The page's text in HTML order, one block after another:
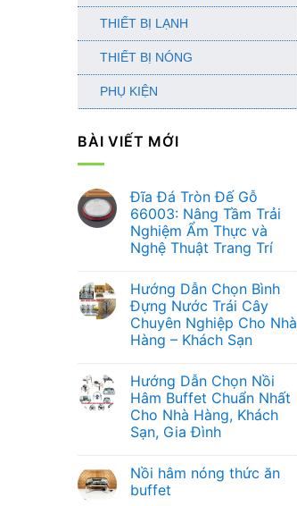
THIẾT BỊ LẠNH
THIẾT BỊ NÓNG
PHỤ KIỆN
BÀI VIẾT MỚI
Đĩa Đá Tròn Đế Gỗ
66003: Nâng Tầm Trải
Nghiệm Ẩm Thực và
Nghệ Thuật Trang Trí
bình
luận
ở
Đĩa
Đá
Tròn
66003:
Nâng
Tầm
Trải
Nghiệm
Ẩm
Nghệ
Thuật
Trang
Hướng Dẫn Chọn Bình
Đựng Nước Trái Cây
Chuyên Nghiệp Cho Nhà
Hàng – Khách Sạn
bình
luận
ở
Hướng
Dẫn
Chọn
Nước
Trái
Cây
Hướng Dẫn Chọn Nồi
Hâm Buffet Chuẩn Nhất
Cho Nhà Hàng, Khách
Sạn, Gia Đình
bình
luận
ở
Nồi hâm nóng thức ăn
buffet